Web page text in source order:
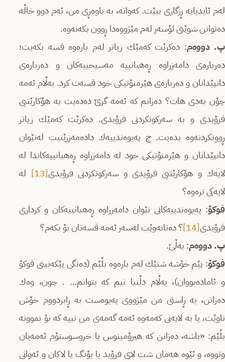
له‌م ئایدیایه‌ ڕزگاری ببێت‌. كه‌واته‌، به‌ باوه‌ڕی من، ئه‌م دوو خاڵه‌
ده‌توانن شوێنی لۆسه‌ر له‌م مێژووه‌دا ڕوون بكه‌نه‌وه‌.
پ. دووه‌م: ده‌كرێت كه‌مێك زیاتر له‌م باره‌وه‌ قسه‌ بكه‌یت؛
ده‌رباره‌ی دامه‌زراوه‌ ڕه‌هبانییه‌ مه‌سیحییه‌كان و ده‌رباره‌ی
دانپێدانان و ده‌رباره‌ی هێرمنۆتیكی خود قسه‌ت كرد. به‌ڵام ئه‌مه‌
چۆن به‌دی هات؟ ده‌زانم كه‌ ئه‌مه‌ گرێ ده‌ده‌یت به‌ هۆكارێتیی
فرۆیدی و به‌ سه‌ركوتكردنی فرۆیدی. ده‌كرێت كه‌مێك زیاتر
ڕوونكردنه‌وه‌ بده‌یت. چ په‌یوه‌ندییه‌ك داده‌مه‌زرێنیت له‌نێوان
دانپێدانان و هێرمنۆتیكی خود له‌ دامه‌زراوه‌ ڕه‌هبانییه‌كاندا له‌
لایه‌ك و هۆكارێتیی فرۆیدی و سه‌ركوتكردنی فرۆیدی[13]
له‌
لایه‌كی تره‌وه‌؟
فوكۆ: په‌یوه‌ندییه‌كانی نێوان دامه‌زراوه‌ ڕه‌هبانییه‌كان و كرداری
فرۆیدی[14]
؟ ده‌تانه‌وێت له‌سه‌ر ئه‌مه‌ قسه‌تان بۆ بكه‌م؟
پ. دووه‌م: به‌ڵێ.
فوكۆ: پێم خۆشه‌ شتێك له‌م باره‌وه‌ بڵێم (ده‌نگی پێكه‌نینی فوکۆ
و ئاماده‌بووان)، به‌ڵام دڵنیا نیم كه‌ بتوانم… . چون، وه‌ك
ده‌زانن، به‌ ڕاستی من مێژووی په‌یوه‌ست به‌ ڕابردووم خۆش
ناوێت، یا به‌ لایه‌نی كه‌مه‌وه‌ ئه‌مه‌ گه‌مه‌ی من نییه‌ كه‌ بۆ نموونه‌
بڵێم: «باشه‌، ده‌زانن كه‌ هیرۆمینوس یا خروسوستۆم ئه‌مه‌یان
وتووه‌، و ئێوه‌ هه‌مان شت لای فرۆید یا یۆنگ یا لاكان و ئه‌وانی